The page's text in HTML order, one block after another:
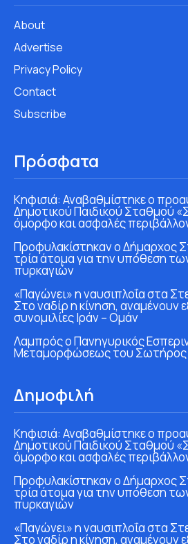
About
Advertise
Privacy Policy
Contact
Subscribe
Πρόσφατα
Κηφισιά: Αναβαθμίστηκε ο
Δημοτικού Παιδικού Σταθμού
όμορφο και ασφαλές
Προφυλακίστηκαν ο Δήμαρχος
τρία άτομα για την υπόθεση
πυρκαγιών
«Παγώνει» η ναυσιπλοΐα στα
Στο ναδίρ η κίνηση, αναμένουν
συνομιλίες Ιράν – Ομάν
Λαμπρός ο Πανηγυρικός
Μεταμορφώσεως του Σωτήρος
Δημοφιλή
Κηφισιά: Αναβαθμίστηκε ο
Δημοτικού Παιδικού Σταθμού
όμορφο και ασφαλές
Προφυλακίστηκαν ο Δήμαρχος
τρία άτομα για την υπόθεση
πυρκαγιών
«Παγώνει» η ναυσιπλοΐα στα
Στο ναδίρ η κίνηση, αναμένουν